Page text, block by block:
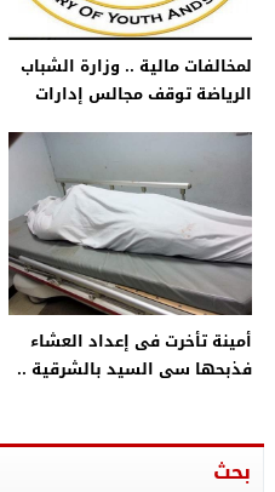
لمخالفات مالية .. وزارة الشباب
الرياضة توقف مجالس إدارات
الشباب .. إحالتهم للنيابة العامة
أمينة تأخرت فى إعداد العشاء
فذبحها سى السيد بالشرقية ..
بحث